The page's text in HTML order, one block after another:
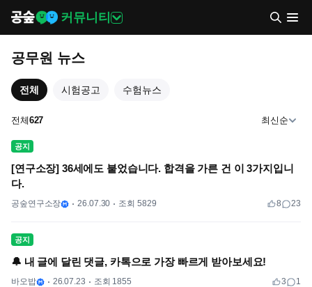
커뮤니티
공무원 뉴스
전체 시험공고 수험뉴스
전체627 최신순
공지
[연구소장] 36세에도 붙었습니다. 합격을 가른 건 이 3가지입니
다.
공숲연구소장 26.07.30 조회 5829 8 23
공지
🔔 내 글에 달린 댓글, 카톡으로 가장 빠르게 받아보세요!
바오밥 26.07.23 조회 1855 3 1